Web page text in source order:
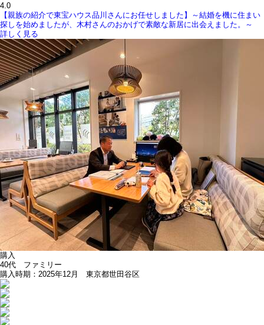
4.0
【親族の紹介で東宝ハウス品川さんにお任せしました】～結婚を機に住まい
探しを始めましたが、木村さんのおかげで素敵な新居に出会えました。～
詳しく見る
購入
40代 ファミリー
購入時期：2025年12月 東京都世田谷区